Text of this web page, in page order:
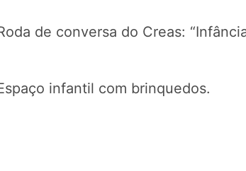
de conversa do Creas:
infantil com brinquedos.